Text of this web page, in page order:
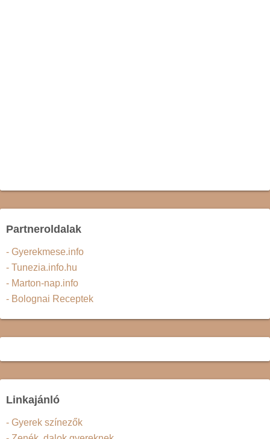
Partneroldalak
- Gyerekmese.info
- Tunezia.info.hu
- Marton-nap.info
- Bolognai Receptek
Linkajánló
- Gyerek színezők